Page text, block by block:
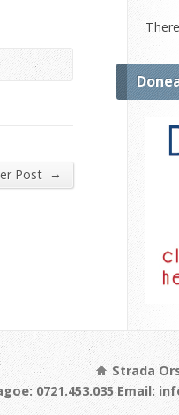
Post →
Strada
0721.453.035 Email: